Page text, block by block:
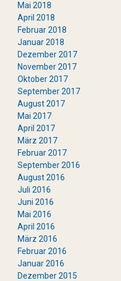
Mai 2018
April 2018
Februar 2018
Januar 2018
Dezember 2017
November 2017
Oktober 2017
September 2017
August 2017
Mai 2017
April 2017
März 2017
Februar 2017
September 2016
August 2016
Juli 2016
Juni 2016
Mai 2016
April 2016
März 2016
Februar 2016
Januar 2016
Dezember 2015